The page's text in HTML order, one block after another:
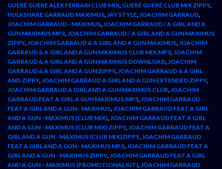
GUERE GUERE ALEX FERRARI CLUB MIX GUERÉ GUERÉ CLUB MIX ZIPPY,
HULKSHARE GARRAUD MAXIMUS JAY STYLE JOACHIM GARRAUD
JOACHIM GARRAUD - MAXIMUS JOACHIM GARRAUD / A GIRL AND A
GUN MAXIMUS MP3 JOACHIM GARRAUD / A GIRL AND A GUN MAXIMUS
ZIPPY, JOACHIM GARRAUD & A GIRL AND A GUN MAXIMUS JOACHIM
GARRAUD & A GIRL AND A GUN MAXIMUS CLUB MIX.MP3 JOACHIM
GARRAUD & A GIRL AND A GUN MAXIMUS DOWNLOAD JOACHIM
GARRAUD & A GIRL AND A GUN ZIPPY, JOACHIM GARRAUD & A GIRL
AND ZIPPY, JOACHIM GARRAUD A GIRL AND A GUN EXTENDED ZIPPY,
JOACHIM GARRAUD A GIRL AND A GUN MAXIMUS CLUB JOACHIM
GARRAUD FEAT A GIRL A GUN MAXIMUS.MP3 JOACHIM GARRAUD
FEAT A GIRL AND A GUN - MAXIMUS JOACHIM GARRAUD FEAT A GIRL
AND A GUN - MAXIMUS (CLUB MIX) JOACHIM GARRAUD FEAT A GIRL
AND A GUN - MAXIMUS (CLUB MIX) ZIPPY, JOACHIM GARRAUD FEAT A
GIRL AND A GUN - MAXIMUS (CLUB MIX)ZIPPY, JOACHIM GARRAUD
FEAT A GIRL AND A GUN - MAXIMUS MP3 JOACHIM GARRAUD FEAT A
GIRL AND A GUN - MAXIMUS ZIPPY, JOACHIM GARRAUD FEAT A GIRL
AND A GUN – MAXIMUS (PROMOTIONAL KIT) JOACHIM GARRAUD